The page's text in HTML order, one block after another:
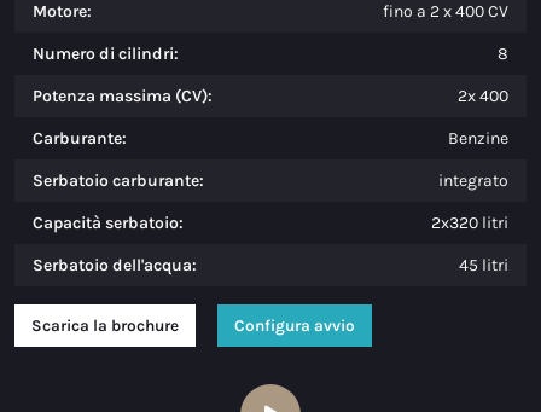
Motore: fino a 2 x 400 CV
Numero di cilindri: 8
Potenza massima (CV): 2x 400
Carburante: Benzine
Serbatoio carburante: integrato
Capacità serbatoio: 2x320 litri
Serbatoio dell'acqua: 45 litri
Scarica la brochure Configura avvio